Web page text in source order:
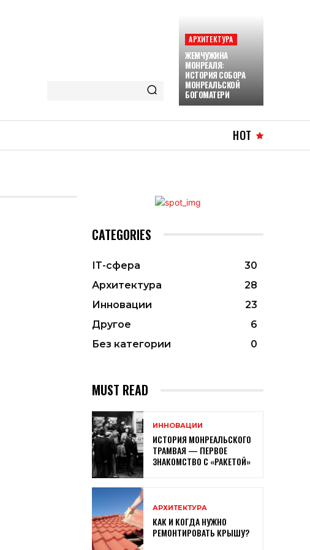
АРХИТЕКТУРА
ЖЕМЧУЖИНА
МОНРЕАЛЯ:
ИСТОРИЯ СОБОРА
МОНРЕАЛЬСКОЙ
БОГОМАТЕРИ
HOT
CATEGORIES
ІТ-сфера
30
Архитектура
28
Инновации
23
Другое
6
Без категории
0
MUST READ
ИННОВАЦИИ
ИСТОРИЯ МОНРЕАЛЬСКОГО
ТРАМВАЯ — ПЕРВОЕ
ЗНАКОМСТВО С «РАКЕТОЙ»
АРХИТЕКТУРА
КАК И КОГДА НУЖНО
РЕМОНТИРОВАТЬ КРЫШУ?